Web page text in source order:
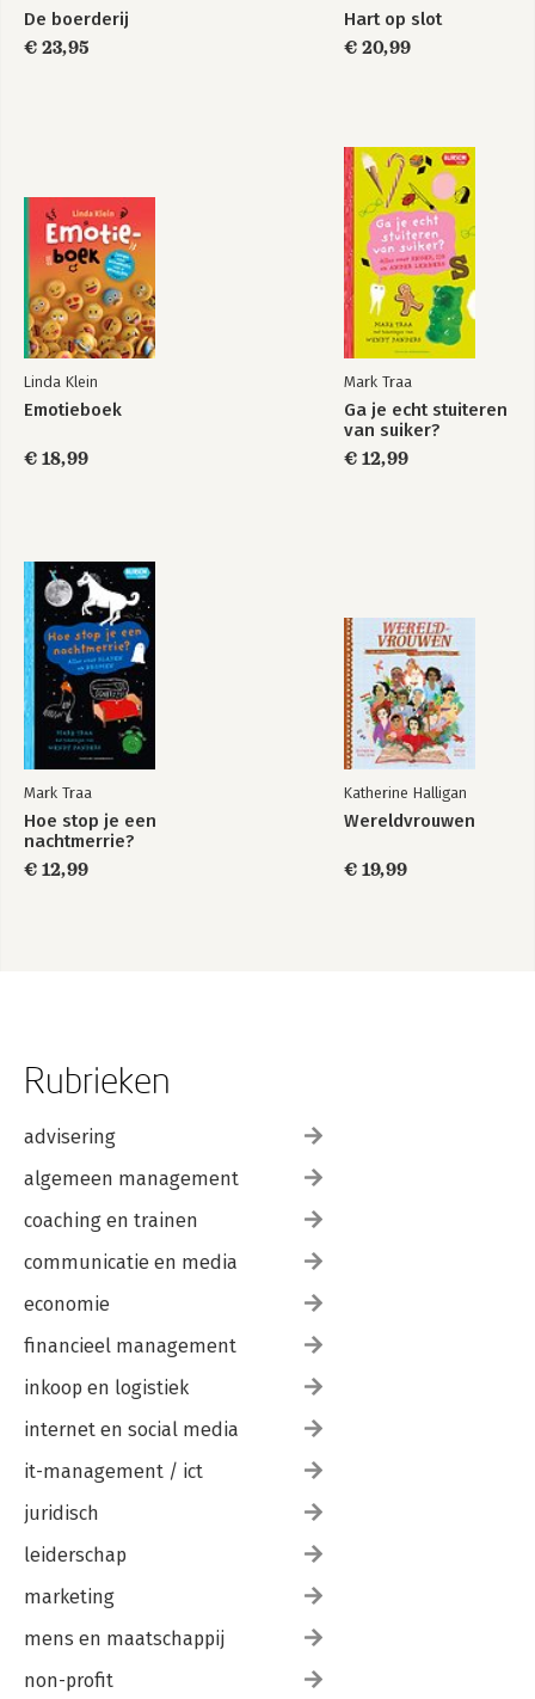
De boerderij
€ 23,95
Hart op slot
€ 20,99
Linda Klein
Emotieboek
€ 18,99
Mark Traa
Ga je echt stuiteren
van suiker?
€ 12,99
Mark Traa
Hoe stop je een
nachtmerrie?
€ 12,99
Katherine Halligan
Wereldvrouwen
€ 19,99
Rubrieken
advisering
algemeen management
coaching en trainen
communicatie en media
economie
financieel management
inkoop en logistiek
internet en social media
it-management / ict
juridisch
leiderschap
marketing
mens en maatschappij
non-profit